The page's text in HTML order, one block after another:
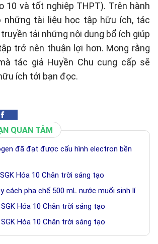
10 và tốt nghiệp THPT). Trên hành
những tài liệu học tập hữu ích, tác
tải những nội dung bổ ích giúp
trở nên thuận lợi hơn. Mong rằng
tác giả Huyền Chu cung cấp sẽ
ích tới bạn đọc.
QUAN TÂM
đã đạt được cấu hình electron bền
Hóa 10 Chân trời sáng tạo
cách pha chế 500 mL nước muối sinh lí
Hóa 10 Chân trời sáng tạo
Hóa 10 Chân trời sáng tạo